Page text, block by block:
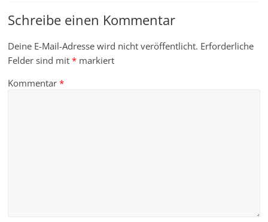
Schreibe einen Kommentar
Deine E-Mail-Adresse wird nicht veröffentlicht. Erforderliche
Felder sind mit* markiert
Kommentar*